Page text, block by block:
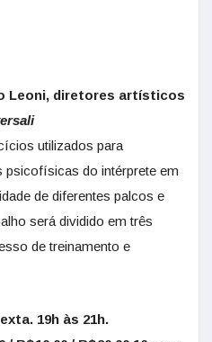
Leoni, diretores artísticos
utilizados para
psicofísicas do intérprete em
de diferentes palcos e
será dividido em três
de treinamento e
19h às 21h.